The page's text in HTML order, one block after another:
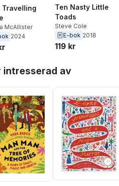
Travelling
McAllister
2024
Ten Nasty Little
Toads
Steve Cole
E-bok 2018
119 kr
intresserad av